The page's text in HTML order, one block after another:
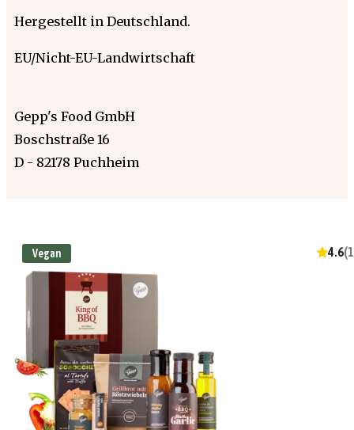
Hergestellt in Deutschland.
EU/Nicht-EU-Landwirtschaft
Gepp's Food GmbH
Boschstraße 16
D - 82178 Puchheim
Vegan 4.6(